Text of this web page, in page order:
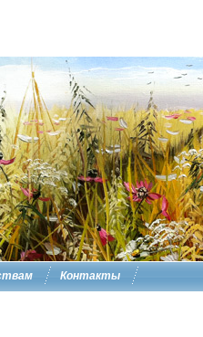
Контакты